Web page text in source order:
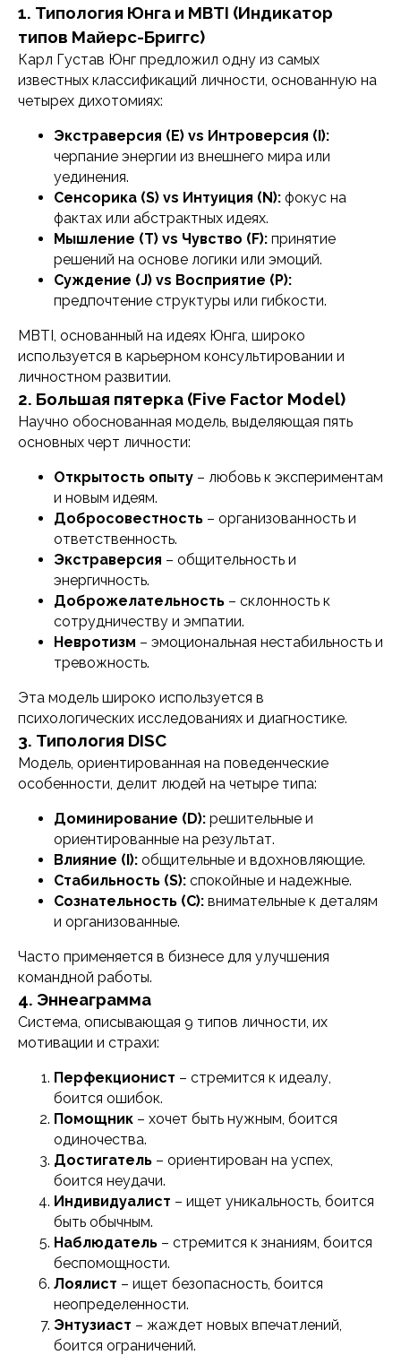
1. Типология Юнга и MBTI (Индикатор
типов Майерс-Бриггс)
Карл Густав Юнг предложил одну из самых
известных классификаций личности, основанную на
четырех дихотомиях:
Экстраверсия (E) vs Интроверсия (I):
черпание энергии из внешнего мира или
уединения.
Сенсорика (S) vs Интуиция (N): фокус на
фактах или абстрактных идеях.
Мышление (T) vs Чувство (F): принятие
решений на основе логики или эмоций.
Суждение (J) vs Восприятие (P):
предпочтение структуры или гибкости.
MBTI, основанный на идеях Юнга, широко
используется в карьерном консультировании и
личностном развитии.
2. Большая пятерка (Five Factor Model)
Научно обоснованная модель, выделяющая пять
основных черт личности:
Открытость опыту – любовь к экспериментам
и новым идеям.
Добросовестность – организованность и
ответственность.
Экстраверсия – общительность и
энергичность.
Доброжелательность – склонность к
сотрудничеству и эмпатии.
Невротизм – эмоциональная нестабильность и
тревожность.
Эта модель широко используется в
психологических исследованиях и диагностике.
3. Типология DISC
Модель, ориентированная на поведенческие
особенности, делит людей на четыре типа:
Доминирование (D): решительные и
ориентированные на результат.
Влияние (I): общительные и вдохновляющие.
Стабильность (S): спокойные и надежные.
Сознательность (C): внимательные к деталям
и организованные.
Часто применяется в бизнесе для улучшения
командной работы.
4. Эннеаграмма
Система, описывающая 9 типов личности, их
мотивации и страхи:
Перфекционист – стремится к идеалу,
боится ошибок.
Помощник – хочет быть нужным, боится
одиночества.
Достигатель – ориентирован на успех,
боится неудачи.
Индивидуалист – ищет уникальность, боится
быть обычным.
Наблюдатель – стремится к знаниям, боится
беспомощности.
Лоялист – ищет безопасность, боится
неопределенности.
Энтузиаст – жаждет новых впечатлений,
боится ограничений.